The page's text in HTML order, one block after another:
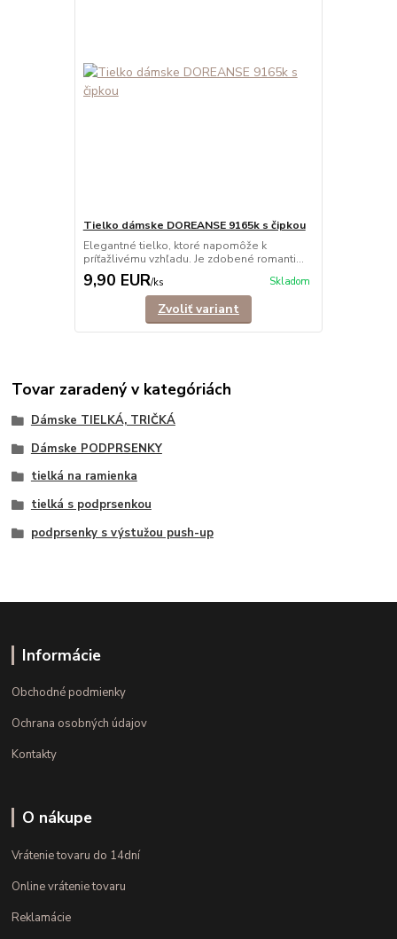
Tielko dámske DOREANSE 9165k s čipkou
Elegantné tielko, ktoré napomôže k
príťažlivému vzhľadu. Je zdobené romanti...
9,90 EUR/ks Skladom
Zvoliť variant
Tovar zaradený v kategóriách
Dámske TIELKÁ, TRIČKÁ
Dámske PODPRSENKY
tielká na ramienka
tielká s podprsenkou
podprsenky s výstužou push-up
Informácie
Obchodné podmienky
Ochrana osobných údajov
Kontakty
O nákupe
Vrátenie tovaru do 14dní
Online vrátenie tovaru
Reklamácie